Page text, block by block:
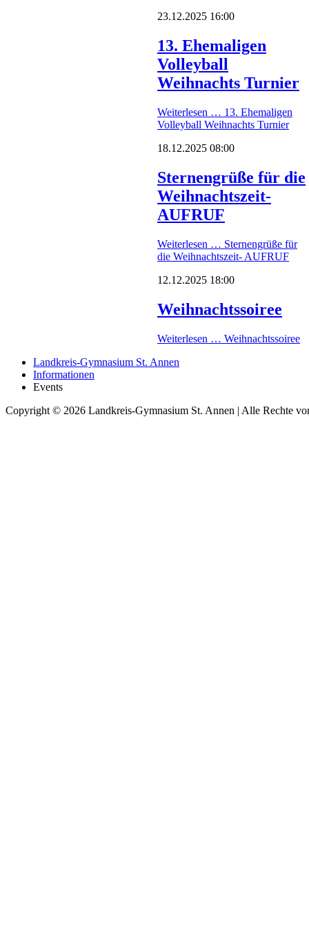
23.12.2025 16:00
13. Ehemaligen
Volleyball
Weihnachts Turnier
Weiterlesen … 13. Ehemaligen
Volleyball Weihnachts Turnier
18.12.2025 08:00
Sternengrüße für die
Weihnachtszeit-
AUFRUF
Weiterlesen … Sternengrüße für
die Weihnachtszeit- AUFRUF
12.12.2025 18:00
Weihnachtssoiree
Weiterlesen … Weihnachtssoiree
Landkreis-Gymnasium St. Annen
Informationen
Events
Copyright © 2026 Landkreis-Gymnasium St. Annen | Alle Rechte